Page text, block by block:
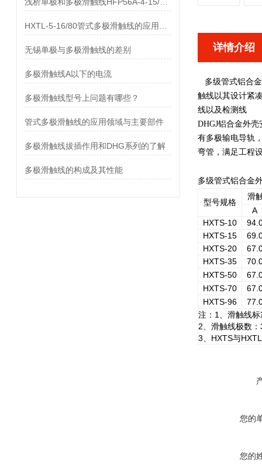
无锡单极与多极滑触线的差别
多极滑触线A以下的电流
多极滑触线型号上问题有哪些？
管式多极滑触线的应用领域与主要部件
多极滑触线拔插作用和DHG系列的了解
多极滑触线的构成及其性能
详情介绍
多级管式铝合
触线以其设计紧
线以及检测线
DHGJ铝合金外
有多极输电导轨
弯管，满足工程
多级管式铝合金
型号规格
滑
A
HXTS-10
HXTS-15
HXTS-20
HXTS-35
HXTS-50
HXTS-70
HXTS-96
注：1、滑触线
2、滑触线极数
3、HXTS与
您的
您的